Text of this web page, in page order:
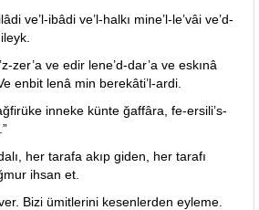
ve’l-ibâdi ve’l-halkı mine’l-le’vâi ve’d-
zer’a ve edir lene’d-dar’a ve eskınâ
enbit lenâ min berekâti’l-ardi.
inneke künte ğaffâra, fe-ersili’s-
her tarafa akıp giden, her tarafı
ihsan et.
Bizi ümitlerini kesenlerden eyleme.